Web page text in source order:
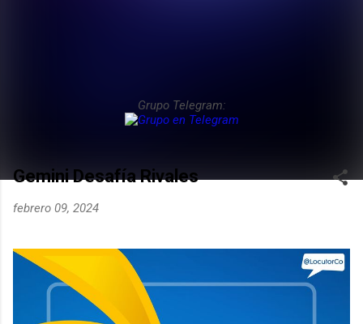
Grupo Telegram:
Gemini Desafía Rivales
febrero 09, 2024